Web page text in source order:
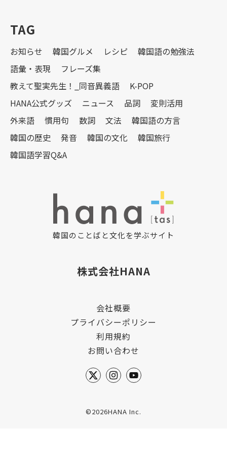
TAG
お知らせ 韓国グルメ レシピ
韓国語の勉強法
語彙・表現
フレーズ集
教えて聖実先生！_同音異義語
K-POP
HANA公式グッズ
ニュース 品詞
変則活用
外来語
慣用句 数詞 文法
韓国語の方言
韓国の歴史
発音 韓国の文化
韓国旅行
韓国語学習Q&A
韓国のことばと文化を学ぶサイト
株式会社HANA
会社概要
プライバシーポリシー
利用規約
お問い合わせ
©2026HANA Inc.